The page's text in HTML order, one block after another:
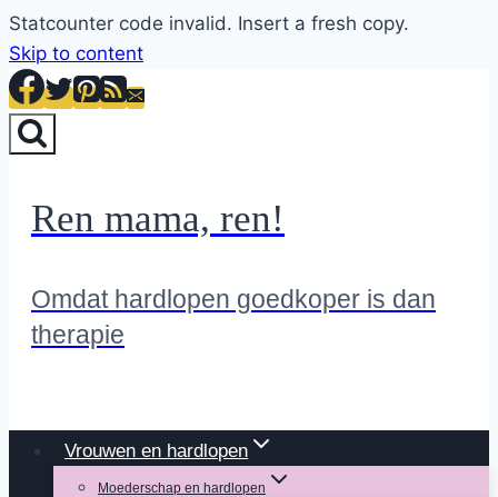
Statcounter code invalid. Insert a fresh copy.
Skip to content
Ren mama, ren!
Omdat hardlopen goedkoper is dan
therapie
Vrouwen en hardlopen
Moederschap en hardlopen